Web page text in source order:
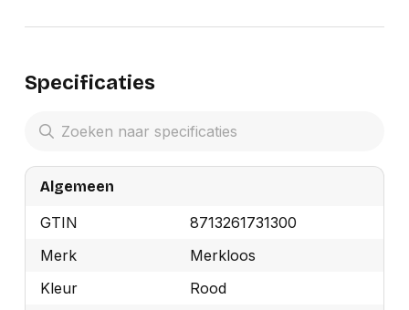
Specificaties
Algemeen
GTIN
8713261731300
Merk
Merkloos
Kleur
Rood